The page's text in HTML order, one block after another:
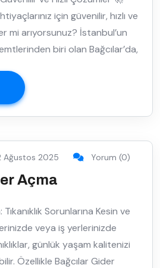
için güvenilir, hızlı ve
mi arıyorsunuz? İstanbul’un
biri olan Bağcılar’da,
Ağustos 2025 Yorum (0)
Açma
Sorunlarına Kesin ve
veya iş yerlerinizde
günlük yaşam kalitenizi
Özellikle Bağcılar Gider